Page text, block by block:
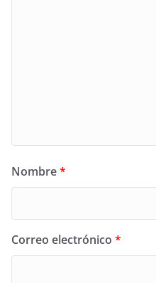
Nombre*
Correo electrónico *